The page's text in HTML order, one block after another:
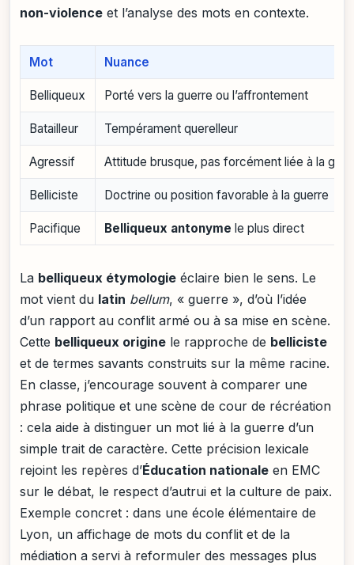
non-violence et l’analyse des mots en contexte.
Mot Nuance
Belliqueux Porté vers la guerre ou l’affrontement
Batailleur Tempérament querelleur
Agressif Attitude brusque, pas forcément liée à la
Belliciste Doctrine ou position favorable à la guerre
Pacifique Belliqueux antonyme le plus direct
La belliqueux étymologie éclaire bien le sens. Le
mot vient du latin bellum, « guerre », d’où l’idée
d’un rapport au conflit armé ou à sa mise en scène.
Cette belliqueux origine le rapproche de belliciste
et de termes savants construits sur la même racine.
En classe, j’encourage souvent à comparer une
phrase politique et une scène de cour de récréation
: cela aide à distinguer un mot lié à la guerre d’un
simple trait de caractère. Cette précision lexicale
rejoint les repères d’Éducation nationale en EMC
sur le débat, le respect d’autrui et la culture de paix.
Exemple concret : dans une école élémentaire de
Lyon, un affichage de mots du conflit et de la
médiation a servi à reformuler des messages plus